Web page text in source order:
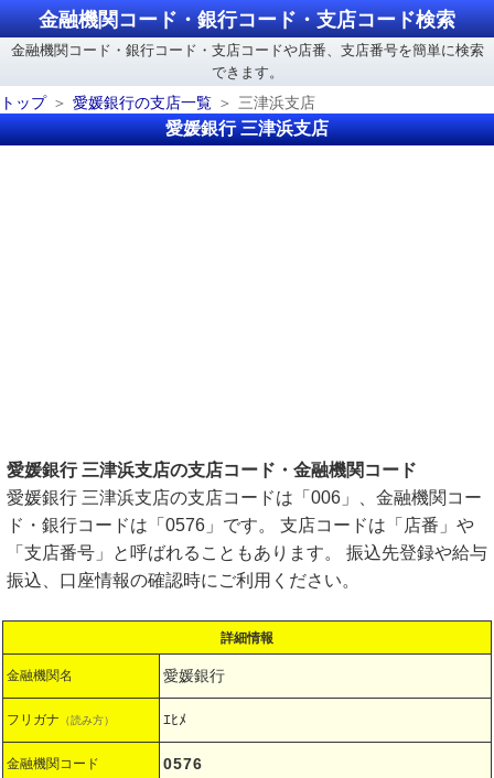
金融機関コード・銀行コード・支店コード検索
金融機関コード・銀行コード・支店コードや店番、支店番号を簡単に検索
できます。
トップ
愛媛銀行の支店一覧 三津浜支店
愛媛銀行 三津浜支店
愛媛銀行 三津浜支店の支店コード・金融機関コード
愛媛銀行 三津浜支店の支店コードは「006」、金融機関コー
ド・銀行コードは「0576」です。 支店コードは「店番」や
「支店番号」と呼ばれることもあります。 振込先登録や給与
振込、口座情報の確認時にご利用ください。
詳細情報
金融機関名 愛媛銀行
フリガナ （読み方） ｴﾋﾒ
金融機関コード 0576